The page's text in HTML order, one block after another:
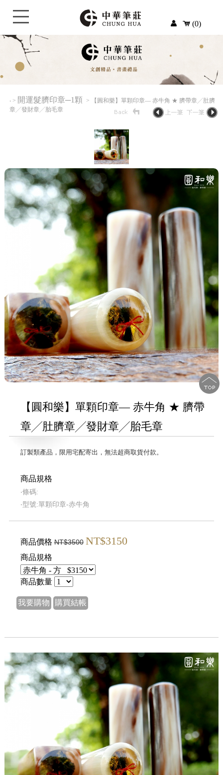
(0)
‧ > 開運髮臍印章─1顆 > 【圓和樂】單顆印章— 赤牛角 ★ 臍帶章╱肚臍
章╱發財章╱胎毛章
【圓和樂】單顆印章— 赤牛角 ★ 臍帶
章╱肚臍章╱發財章╱胎毛章
訂製類產品，限用宅配寄出，無法超商取貨付款。
商品規格
‧條碼:
‧型號:單顆印章-赤牛角
商品價格NT$3500 NT$3150
商品規格
商品數量
我要購物 購買結帳